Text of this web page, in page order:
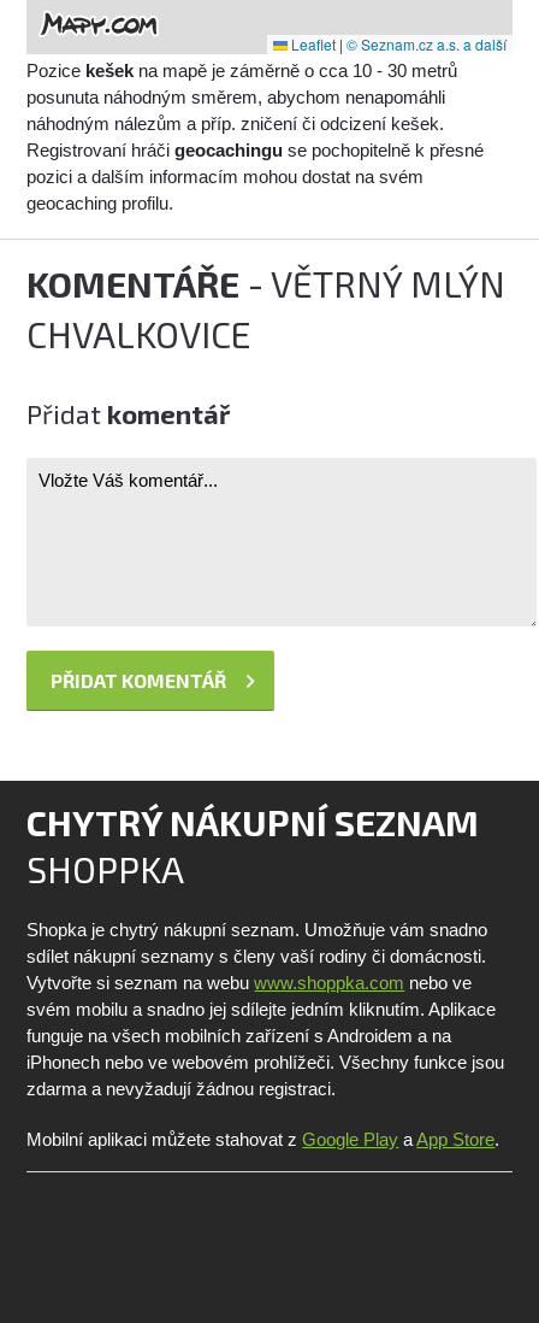
Leaflet | © Seznam.cz a.s. a další
Pozice kešek na mapě je záměrně o cca 10 - 30 metrů
posunuta náhodným směrem, abychom nenapomáhli
náhodným nálezům a příp. zničení či odcizení kešek.
Registrovaní hráčigeocachingu se pochopitelně k přesné
pozici a dalším informacím mohou dostat na svém
geocaching profilu.
KOMENTÁŘE - VĚTRNÝ MLÝN
CHVALKOVICE
Přidat komentář
CHYTRÝ NÁKUPNÍ SEZNAM
SHOPPKA
Shopka je chytrý nákupní seznam. Umožňuje vám snadno
sdílet nákupní seznamy s členy vaší rodiny či domácnosti.
Vytvořte si seznam na webuwww.shoppka.com nebo ve
svém mobilu a snadno jej sdílejte jedním kliknutím. Aplikace
funguje na všech mobilních zařízení s Androidem a na
iPhonech nebo ve webovém prohlížeči. Všechny funkce jsou
zdarma a nevyžadují žádnou registraci.
Mobilní aplikaci můžete stahovat zGoogle Play aApp Store.